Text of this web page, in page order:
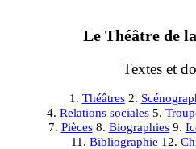
Le Théâtre de
Textes et
1. Théâtres2.
4. Relations sociales 5.
7. Pièces8. Biographies9.
11. Bibliographie 12.